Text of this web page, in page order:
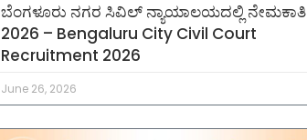
ಬೆಂಗಳೂರು ನಗರ ಸಿವಿಲ್ ನ್ಯಾಯಾಲಯದಲ್ಲಿ ನೇಮಕಾತಿ
2026 – Bengaluru City Civil Court
Recruitment 2026
June 26, 2026